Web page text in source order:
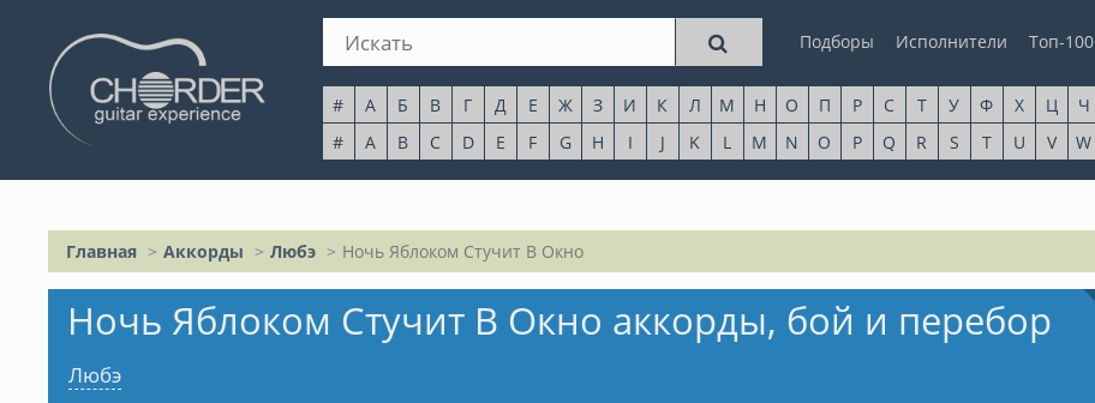
Подборы Исполнители Топ-100
# А Б В Г Д Е Ж З И К Л М Н О П Р С Т У Ф Х Ц Ч
#
A B C D E F G H I J K L M N O P Q R S T U V W
Главная Аккорды Любэ Ночь Яблоком Стучит В Окно
Ночь Яблоком Стучит В Окно аккорды, бой и перебор
Любэ